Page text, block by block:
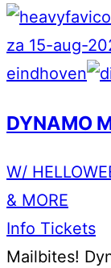
za 15-aug-
eindhoven
DYNAMO
W/
& MORE
Info Tickets
Mailbites!